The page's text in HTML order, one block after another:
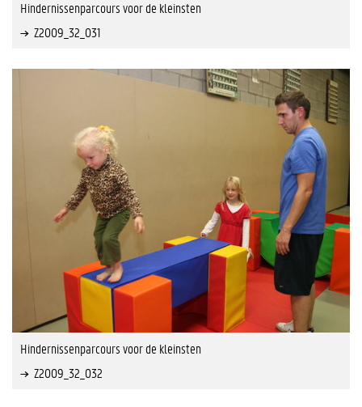
Hindernissenparcours voor de kleinsten
Z2009_32_031
Hindernissenparcours voor de kleinsten
Z2009_32_032